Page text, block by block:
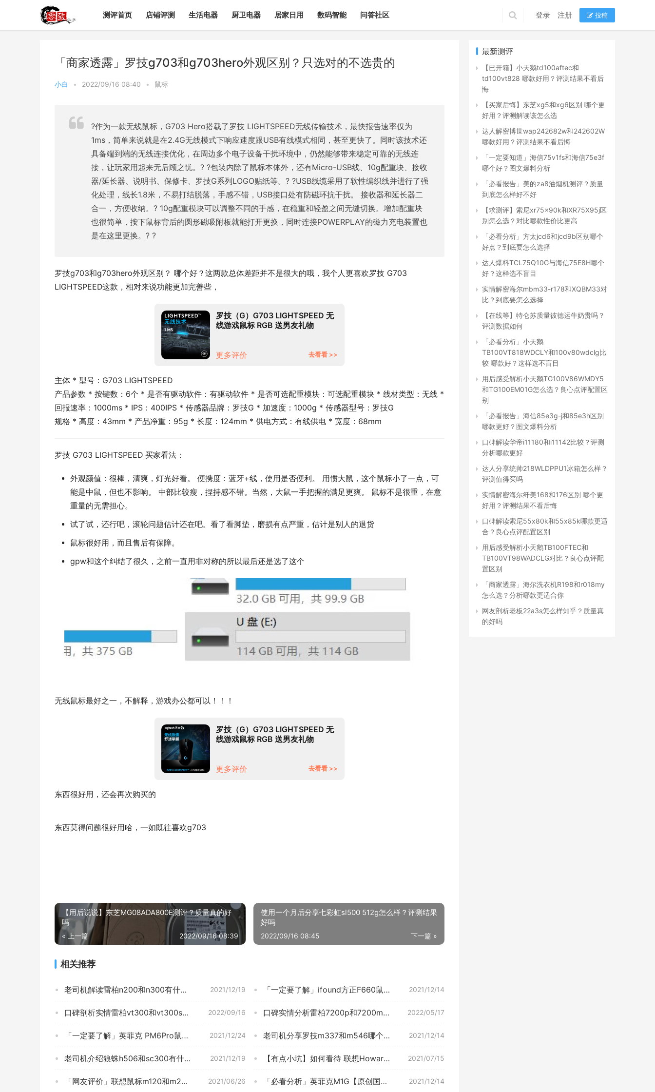
测评首页 店铺评测 生活电器 厨卫电器 居家日用 数码智能 问答社区 登录 注册 投稿
「商家透露」罗技g703和g703hero外观区别？只选对的不选贵的
小白 • 2022/09/16 08:40 • 鼠标
?作为一款无线鼠标，G703 Hero搭载了罗技 LIGHTSPEED无线传输技术，最快报告速率仅为
1ms，简单来说就是在2.4G无线模式下响应速度跟USB有线模式相同，甚至更快了。同时该技术还
具备端到端的无线连接优化，在周边多个电子设备干扰环境中，仍然能够带来稳定可靠的无线连
接，让玩家用起来无后顾之忧。? ?包装内除了鼠标本体外，还有Micro-USB线、10g配重块、接收
器/延长器、说明书、保修卡、罗技G系列LOGO贴纸等。? ?USB线缆采用了软性编织线并进行了强
化处理，线长1.8米，不易打结脱落，手感不错，USB接口处有防磁环抗干扰。 接收器和延长器二
合一，方便收纳。? 10g配重模块可以调整不同的手感，在稳重和轻盈之间无缝切换。增加配重块
也很简单，按下鼠标背后的圆形磁吸附板就能打开更换，同时连接POWERPLAY的磁力充电装置也
是在这里更换。? ?
罗技g703和g703hero外观区别？ 哪个好？这两款总体差距并不是很大的哦，我个人更喜欢罗技 G703
LIGHTSPEED这款，相对来说功能更加完善些，
罗技（G）G703 LIGHTSPEED 无
线游戏鼠标 RGB 送男友礼物
更多评价 去看看 >>
主体 * 型号：G703 LIGHTSPEED
产品参数 * 按键数：6个 * 是否有驱动软件：有驱动软件 * 是否可选配重模块：可选配重模块 * 线材类型：无线 *
回报速率：1000ms * IPS：400IPS * 传感器品牌：罗技G * 加速度：1000g * 传感器型号：罗技G
规格 * 高度：43mm * 产品净重：95g * 长度：124mm * 供电方式：有线供电 * 宽度：68mm
罗技 G703 LIGHTSPEED 买家看法：
外观颜值：很棒，清爽，灯光好看。 便携度：蓝牙+线，使用是否便利。 用惯大鼠，这个鼠标小了一点，可
能是中鼠，但也不影响。 中部比较瘦，捏持感不错。当然，大鼠一手把握的满足更爽。 鼠标不是很重，在意
重量的无需担心。
试了试，还行吧，滚轮问题估计还在吧。看了看脚垫，磨损有点严重，估计是别人的退货
鼠标很好用，而且售后有保障。
gpw和这个纠结了很久，之前一直用非对称的所以最后还是选了这个
无线鼠标最好之一，不解释，游戏办公都可以！！！
罗技（G）G703 LIGHTSPEED 无
线游戏鼠标 RGB 送男友礼物
更多评价 去看看 >>
东西很好用，还会再次购买的
最新测评
【已开箱】小天鹅td100aftec和
td100vt828 哪款好用？评测结果不看后
悔
【买家后悔】东芝xg5和xg6区别 哪个更
好用？评测解读该怎么选
达人解密博世wap242682w和242602W
哪款好用？评测结果不看后悔
「一定要知道」海信75v1fs和海信75e3f
哪个好？图文爆料分析
「必看报告」美的za8油烟机测评？质量
到底怎么样好不好
【求测评】索尼xr75x90k和XR75X95j区
别怎么选？对比哪款性价比更高
「必看分析」方太jcd6和jcd9b区别哪个
好点？到底要怎么选择
达人爆料TCL75Q10G与海信75E8H哪个
好？这样选不盲目
实情解密海尔mbm33-r178和XQBM33对
比？到底要怎么选择
【在线等】特仑苏质量彼德运牛奶贵吗？
评测数据如何
「必看分析」小天鹅
TB100VT818WDCLY和100v80wdclg比
较 哪款好？这样选不盲目
用后感受解析小天鹅TG100V86WMDY5
和TG100EM01G怎么选？良心点评配置区
别
「必看报告」海信85e3g-j和85e3h区别
哪款更好？图文爆料分析
口碑解读华帝i11180和i11142比较？评测
分析哪款更好
达人分享统帅218WLDPPU1冰箱怎么样？
评测值得买吗
实情解密海尔纤美168和176区别 哪个更
好用？评测结果不看后悔
口碑解读索尼55x80k和55x85k哪款更适
合？良心点评配置区别
用后感受解析小天鹅TB100FTEC和
TB100VT98WADCLG对比？良心点评配
置区别
「商家透露」海尔洗衣机R198和r018my
怎么选？分析哪款更适合你
网友剖析老板22a3s怎么样知乎？质量真
的好吗